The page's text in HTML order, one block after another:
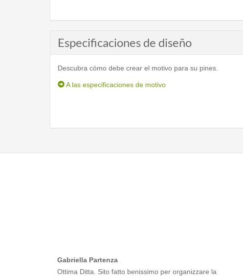
Especificaciones de diseño
Descubra cómo debe crear el motivo para su pines.
A las especificaciones de motivo
Gabriella Partenza
Ottima Ditta. Sito fatto benissimo per organizzare la